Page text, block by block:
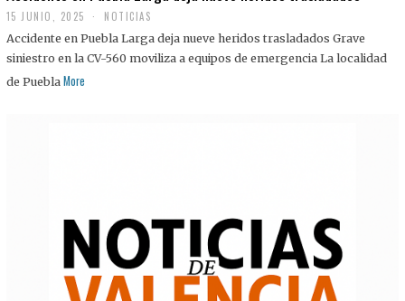
15 JUNIO, 2025 NOTICIAS
Accidente en Puebla Larga deja nueve heridos trasladados Grave
siniestro en la CV-560 moviliza a equipos de emergencia La localidad
de Puebla More